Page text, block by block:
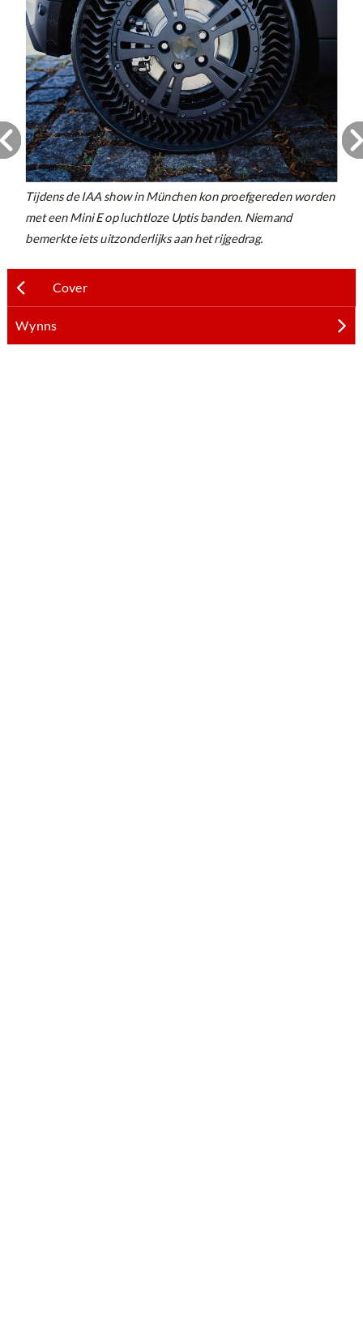
Tijdens de IAA show in München kon proefgereden worden
met een Mini E op luchtloze Uptis banden. Niemand
bemerkte iets uitzonderlijks aan het rijgedrag.
Cover
Wynns